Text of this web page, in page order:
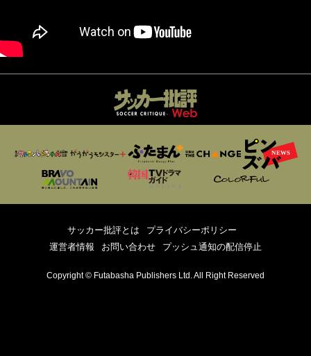
サッカー批評とは
プライバシーポリシー
運営者情報
お問い合わせ プッシュ通知の配信停止
Copyright © Futabasha Publishers Ltd. All Right Reserved